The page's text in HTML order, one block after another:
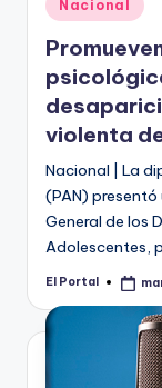
en
Nacional
violenta
Nacional | La
(PAN)
General de los
Adolescentes,
Publicado
El Portal